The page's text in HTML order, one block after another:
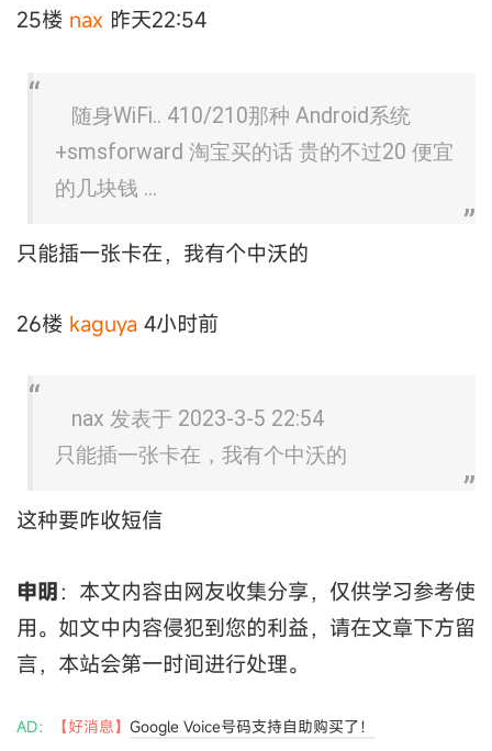
25楼 nax 昨天22:54
随身WiFi.. 410/210那种 Android系统
+smsforward 淘宝买的话 贵的不过20 便宜
的几块钱 ...
只能插一张卡在，我有个中沃的
26楼 kaguya 4小时前
nax 发表于 2023-3-5 22:54
只能插一张卡在，我有个中沃的
这种要咋收短信
申明：本文内容由网友收集分享，仅供学习参考使
用。如文中内容侵犯到您的利益，请在文章下方留
言，本站会第一时间进行处理。
AD： 【好消息】 Google Voice号码支持自助购买了！